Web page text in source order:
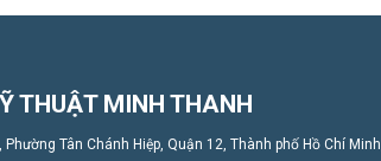
THUẬT MINH THANH
Tân Chánh Hiệp, Quận 12, Thành phố Hồ Chí